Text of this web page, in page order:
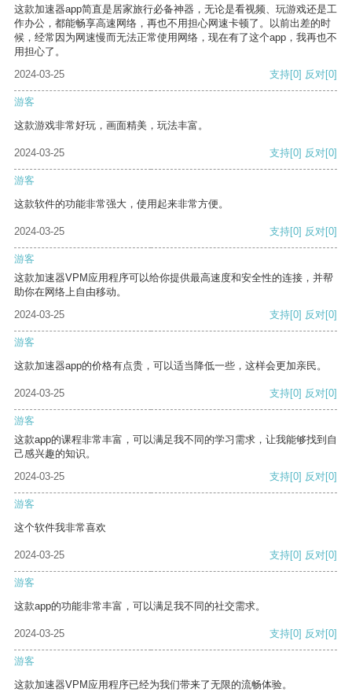
这款加速器app简直是居家旅行必备神器，无论是看视频、玩游戏还是工
作办公，都能畅享高速网络，再也不用担心网速卡顿了。以前出差的时
候，经常因为网速慢而无法正常使用网络，现在有了这个app，我再也不
用担心了。
2024-03-25
支持[0] 反对[0]
游客
这款游戏非常好玩，画面精美，玩法丰富。
2024-03-25 支持[0] 反对[0]
游客
这款软件的功能非常强大，使用起来非常方便。
2024-03-25 支持[0] 反对[0]
游客
这款加速器VPM应用程序可以给你提供最高速度和安全性的连接，并帮
助你在网络上自由移动。
2024-03-25
支持[0] 反对[0]
游客
这款加速器app的价格有点贵，可以适当降低一些，这样会更加亲民。
2024-03-25 支持[0] 反对[0]
游客
这款app的课程非常丰富，可以满足我不同的学习需求，让我能够找到自
己感兴趣的知识。
2024-03-25
支持[0] 反对[0]
游客
这个软件我非常喜欢
2024-03-25 支持[0] 反对[0]
游客
这款app的功能非常丰富，可以满足我不同的社交需求。
2024-03-25 支持[0] 反对[0]
游客
这款加速器VPM应用程序已经为我们带来了无限的流畅体验。